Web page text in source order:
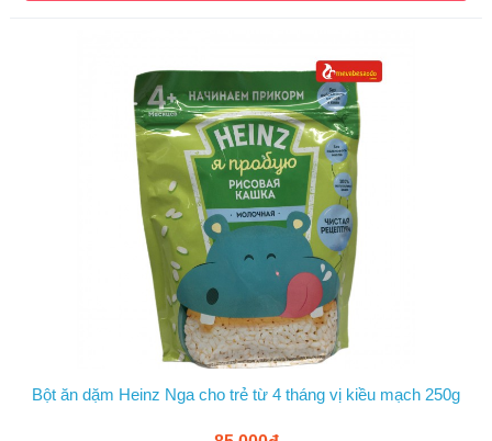
Bột ăn dặm Heinz Nga cho trẻ từ 4 tháng vị kiều mạch 250g